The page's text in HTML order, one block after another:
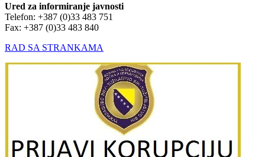
Ured za informiranje javnosti
Telefon: +387 (0)33 483 751
Fax: +387 (0)33 483 840
RAD SA STRANKAMA